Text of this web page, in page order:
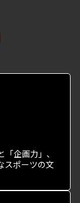
企画力」、
スポーツの文